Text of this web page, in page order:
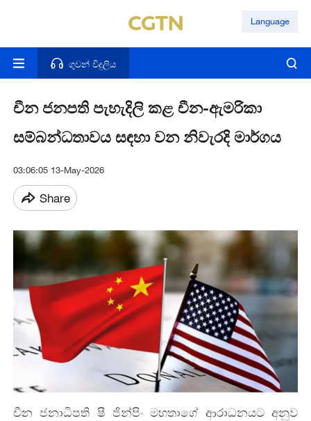
Language
ගුවන් විදුලිය
චීන ජනපති පැහැදිලි කළ චීන-ඇමරිකා
සම්බන්ධතාවය සඳහා වන නිවැරදි මාර්ගය
03:06:05 13-May-2026
Share
චීන ජනාධිපති ෂී ජින්පිං මහතාගේ ආරාධනයට අනුව